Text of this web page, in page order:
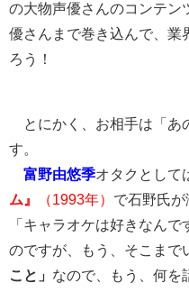
の大物声優さんのコンテン
優さんまで巻き込んで、業
ろう！
とにかく、お相手は「あ
す。
富野由悠季オタクとして
ム』
（1993年） で石野氏が
「キャラオケは好きなん
のですが、もう、そこまで
こと」 なので、もう、何を